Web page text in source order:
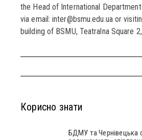
the Head of International
via email: inter@bsmu.edu.ua or
building of BSMU, Teatralna Square
Корисно знати
БДМУ та Чернівецька